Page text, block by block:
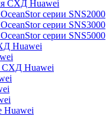
СХД Huawei
серии SNS2000
серии SNS3000
серии SNS5000
Huawei
СХД Huawei
Huawei